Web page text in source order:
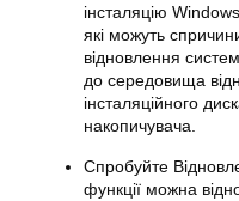
інсталяцію Windows
які можуть
відновлення
до середовища
інсталяційного
накопичувача.
Спробуйте
функції можна